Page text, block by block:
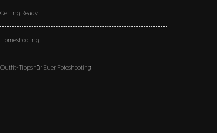
Getting Ready
Homeshooting
Outfit-Tipps für Euer Fotoshooting